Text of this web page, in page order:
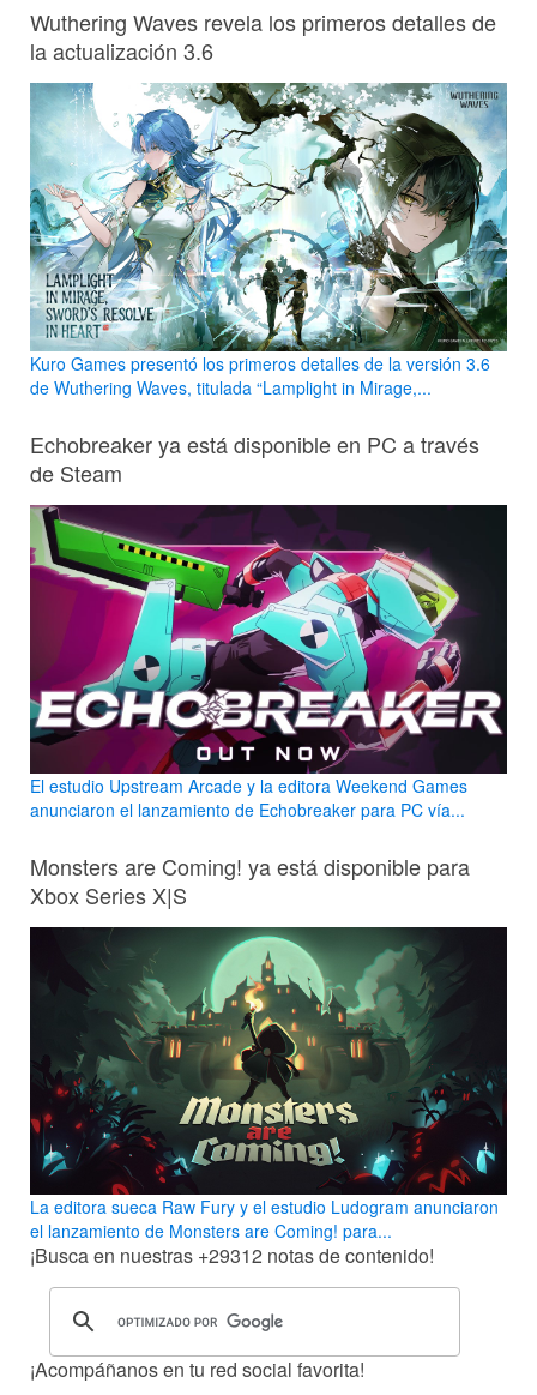
Wuthering Waves revela los primeros detalles de
la actualización 3.6
Kuro Games presentó los primeros detalles de la versión 3.6
de Wuthering Waves, titulada “Lamplight in Mirage,...
Echobreaker ya está disponible en PC a través
de Steam
El estudio Upstream Arcade y la editora Weekend Games
anunciaron el lanzamiento de Echobreaker para PC vía...
Monsters are Coming! ya está disponible para
Xbox Series X|S
La editora sueca Raw Fury y el estudio Ludogram anunciaron
el lanzamiento de Monsters are Coming! para...
¡Busca en nuestras +29312 notas de contenido!
¡Acompáñanos en tu red social favorita!